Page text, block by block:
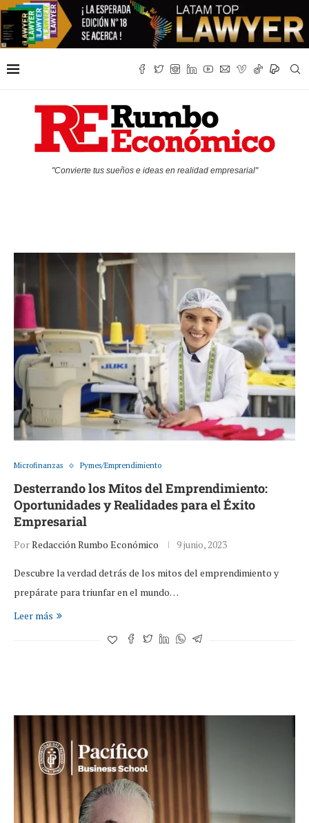
"Convierte tus sueños e ideas en realidad empresarial"
Microfinanzas Pymes/Emprendimiento
Desterrando los Mitos del Emprendimiento:
Oportunidades y Realidades para el Éxito
Empresarial
PorRedacción Rumbo Económico 9 junio, 2023
Descubre la verdad detrás de los mitos del emprendimiento y
prepárate para triunfar en el mundo…
Leer más